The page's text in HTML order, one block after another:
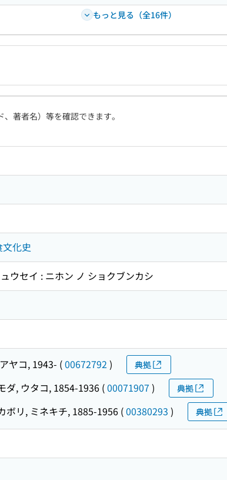
もっと見る（全16件）
著者名）等を確認できます。
化史
ウセイ : ニホン ノ ショクブンカシ
ヤコ, 1943- (00672792 ) 典拠
ダ, ウタコ, 1854-1936 (00071907 ) 典拠
ボリ, ミネキチ, 1885-1956 (00380293 ) 典拠